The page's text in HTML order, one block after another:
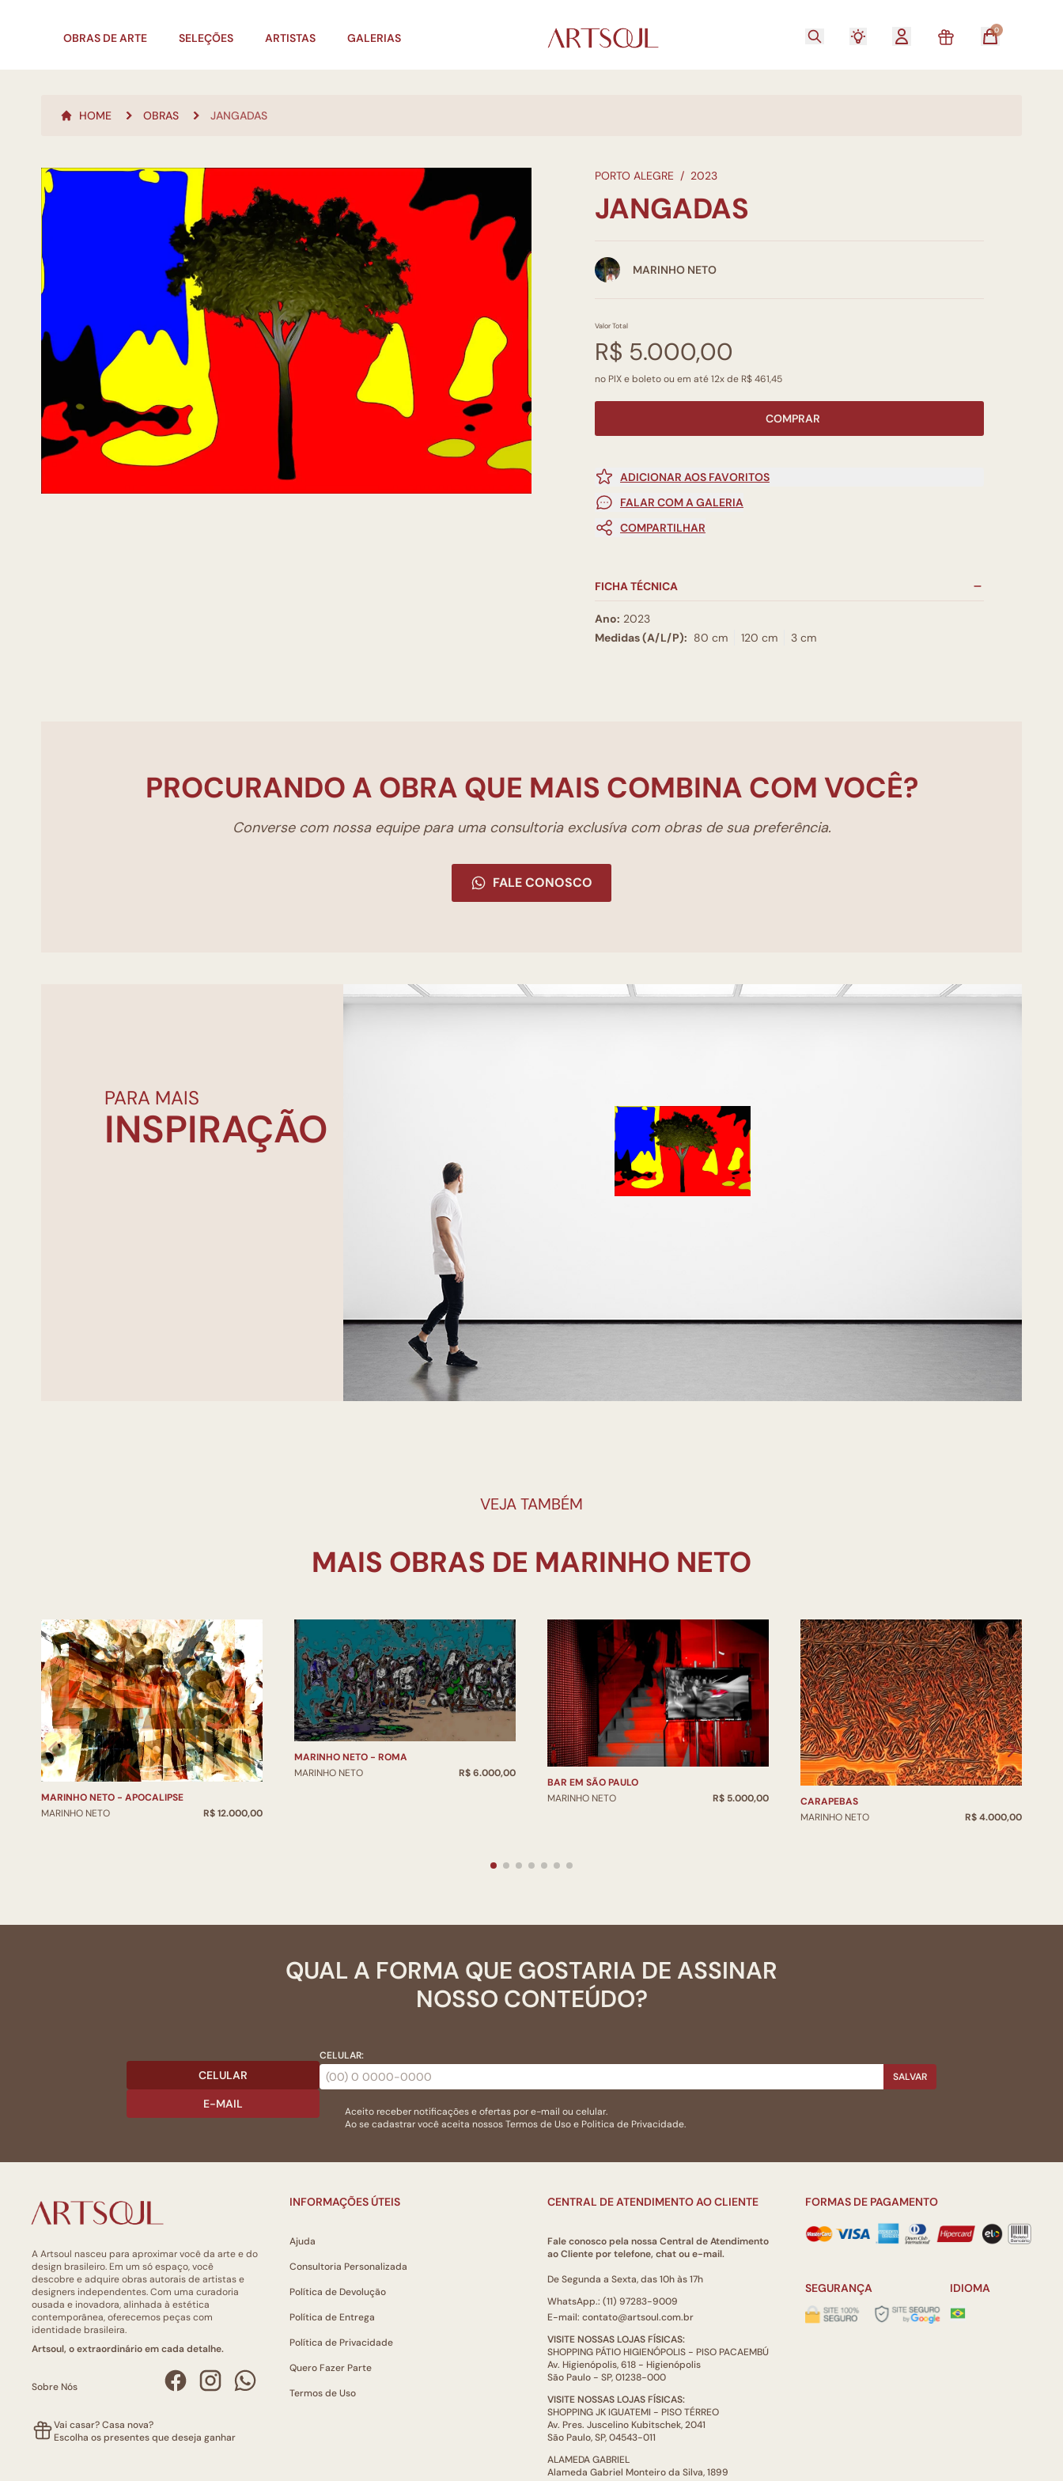
OBRAS DE ARTE SELEÇÕES ARTISTAS GALERIAS
0
HOME OBRAS JANGADAS
PORTO ALEGRE / 2023
JANGADAS
MARINHO NETO
Valor Total
R$ 5.000,00
no PIX e boleto ou em até 12x de R$ 461,45
COMPRAR
ADICIONAR AOS FAVORITOS
FALAR COM A GALERIA
COMPARTILHAR
FICHA TÉCNICA
Ano: 2023
Medidas (A/L/P): 80 cm 120 cm 3 cm
PROCURANDO A OBRA QUE MAIS COMBINA COM VOCÊ?
Converse com nossa equipe para uma consultoria exclusíva com obras de sua preferência.
FALE CONOSCO
PARA MAIS
INSPIRAÇÃO
VEJA TAMBÉM
MARINHO NETO - APOCALIPSE
MARINHO NETO
R$ 12.000,00
MARINHO NETO - ROMA
MARINHO NETO
R$ 6.000,00
BAR EM SÃO PAULO
MARINHO NETO
R$ 5.000,00
CARAPEBAS
MARINHO NETO
R$ 4.000,00
QUAL A FORMA QUE GOSTARIA DE ASSINAR
NOSSO CONTEÚDO?
CELULAR
E-MAIL
CELULAR:
SALVAR
Aceito receber notificações e ofertas por e-mail ou celular.
Ao se cadastrar você aceita nossosTermos de Usoe Politica de Privacidade.
A Artsoul nasceu para aproximar você da arte e do
design brasileiro. Em um só espaço, você
descobre e adquire obras autorais de artistas e
designers independentes. Com uma curadoria
ousada e inovadora, alinhada à estética
contemporânea, oferecemos peças com
identidade brasileira.
Artsoul, o extraordinário em cada detalhe.
Sobre Nós
Vai casar? Casa nova?
Escolha os presentes que deseja ganhar
INFORMAÇÕES ÚTEIS
Ajuda
Consultoria Personalizada
Política de Devolução
Política de Entrega
Política de Privacidade
Quero Fazer Parte
Termos de Uso
CENTRAL DE ATENDIMENTO AO CLIENTE
Fale conosco pela nossa Central de Atendimento
ao Cliente por telefone, chat ou e-mail.
De Segunda a Sexta, das 10h às 17h
WhatsApp.: (11) 97283-9009
E-mail: contato@artsoul.com.br
VISITE NOSSAS LOJAS FÍSICAS:
SHOPPING PÁTIO HIGIENÓPOLIS - PISO PACAEMBÚ
Av. Higienópolis, 618 - Higienópolis
São Paulo - SP, 01238-000
VISITE NOSSAS LOJAS FÍSICAS:
SHOPPING JK IGUATEMI - PISO TÉRREO
Av. Pres. Juscelino Kubitschek, 2041
São Paulo, SP, 04543-011
ALAMEDA GABRIEL
Alameda Gabriel Monteiro da Silva, 1899
FORMAS DE PAGAMENTO
SEGURANÇA IDIOMA